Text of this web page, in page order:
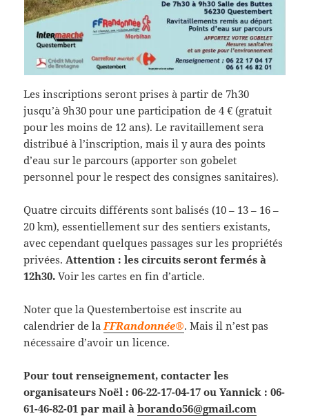
Les inscriptions seront prises à partir de 7h30
jusqu’à 9h30 pour une participation de 4 € (gratuit
pour les moins de 12 ans). Le ravitaillement sera
distribué à l’inscription, mais il y aura des points
d’eau sur le parcours (apporter son gobelet
personnel pour le respect des consignes sanitaires).
Quatre circuits différents sont balisés (10 – 13 – 16 –
20 km), essentiellement sur des sentiers existants,
avec cependant quelques passages sur les propriétés
privées. Attention : les circuits seront fermés à
12h30. Voir les cartes en fin d’article.
Noter que la Questembertoise est inscrite au
calendrier de la FFRandonnée®. Mais il n’est pas
nécessaire d’avoir un licence.
Pour tout renseignement, contacter les
organisateurs Noël : 06-22-17-04-17 ou Yannick : 06-
61-46-82-01 par mail àborando56@gmail.com